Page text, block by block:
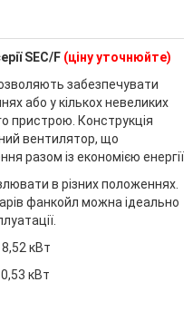
ЅEС/F (ціну уточнюйте)
забезпечувати
або у кількох невеликих
пристрою. Конструкція
вентилятор, що
разом із економією енергії
в різних положеннях.
фанкойл можна ідеально
кВт
кВт